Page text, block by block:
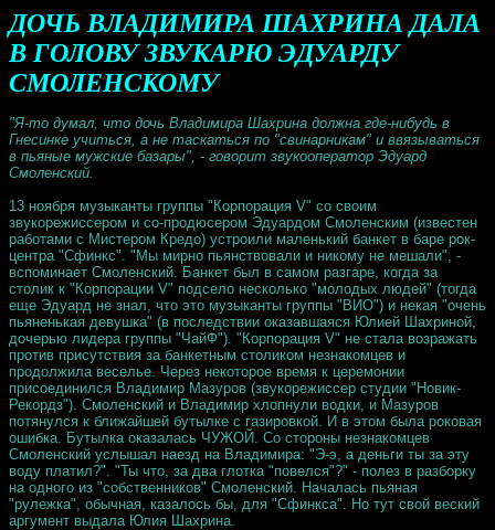
ДОЧЬ ВЛАДИМИРА ШАХРИНА ДАЛА
В ГОЛОВУ ЗВУКАРЮ ЭДУАРДУ
СМОЛЕНСКОМУ
"Я-то думал, что дочь Владимира Шахрина должна где-нибудь в
Гнесинке учиться, а не таскаться по "свинарникам" и ввязываться
в пьяные мужские базары", - говорит звукооператор Эдуард
Смоленский.
13 ноября музыканты группы "Корпорация V" со своим
звукорежиссером и со-продюсером Эдуардом Смоленским (известен
работами с Мистером Кредо) устроили маленький банкет в баре рок-
центра "Сфинкс". "Мы мирно пьянствовали и никому не мешали", -
вспоминает Смоленский. Банкет был в самом разгаре, когда за
столик к "Корпорации V" подсело несколько "молодых людей" (тогда
еще Эдуард не знал, что это музыканты группы "ВИО") и некая "очень
пьяненькая девушка" (в последствии оказавшаяся Юлией Шахриной,
дочерью лидера группы "ЧайФ"). "Корпорация V" не стала возражать
против присутствия за банкетным столиком незнакомцев и
продолжила веселье. Через некоторое время к церемонии
присоединился Владимир Мазуров (звукорежиссер студии "Новик-
Рекордз"). Смоленский и Владимир хлопнули водки, и Мазуров
потянулся к ближайшей бутылке с газировкой. И в этом была роковая
ошибка. Бутылка оказалась ЧУЖОЙ. Со стороны незнакомцев
Смоленский услышал наезд на Владимира: "Э-э, а деньги ты за эту
воду платил?". "Ты что, за два глотка "повелся"?" - полез в разборку
на одного из "собственников" Смоленский. Началась пьяная
"рулежка", обычная, казалось бы, для "Сфинкса". Но тут свой веский
аргумент выдала Юлия Шахрина.